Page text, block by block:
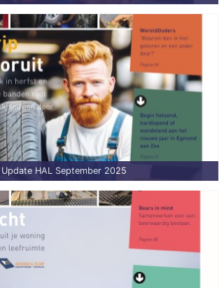
Update HAL September 2025